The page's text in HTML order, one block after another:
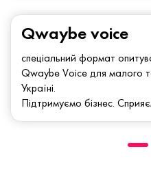
Qwaybe voice
спеціальний формат
Qwaybe Voice для малого
Україні.
Підтримуємо бізнес.